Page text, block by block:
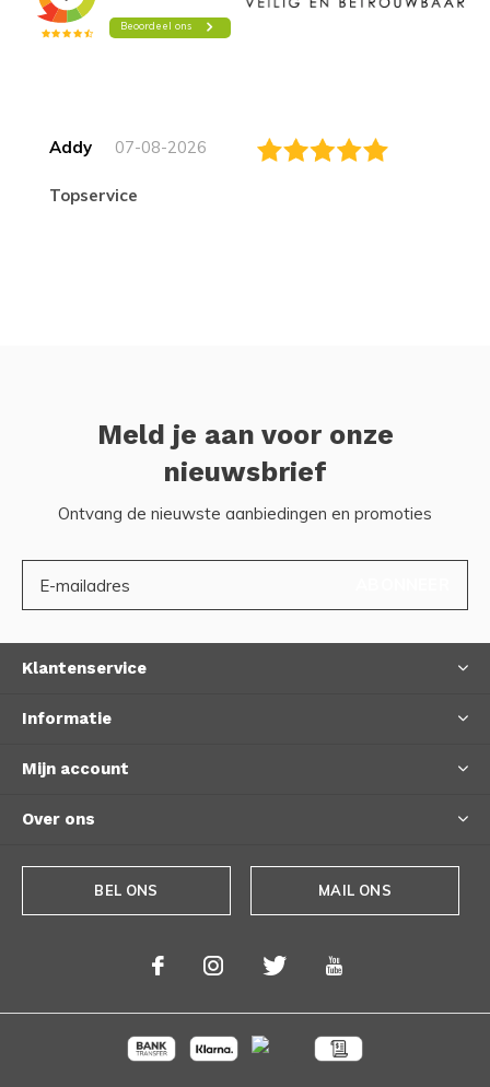
Addy 07-08-2026
topservice
Meld je aan voor onze
nieuwsbrief
Ontvang de nieuwste aanbiedingen en promoties
Klantenservice
Informatie
Mijn account
Over ons
BEL ONS MAIL ONS